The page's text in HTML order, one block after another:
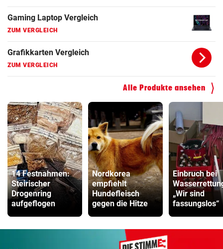
Gaming Laptop Vergleich
ZUM VERGLEICH
Grafikkarten Vergleich
ZUM VERGLEICH
Alle Produkte ansehen
14 Festnahmen:
Steirischer
Drogenring
aufgeflogen
Nordkorea
empfiehlt
Hundefleisch
gegen die Hitze
Einbruch bei
„Wir sind
fassungslos“